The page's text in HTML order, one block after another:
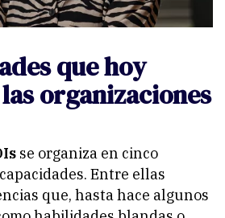
que hoy
organizaciones
se organiza en cinco
Entre ellas
que, hasta hace algunos